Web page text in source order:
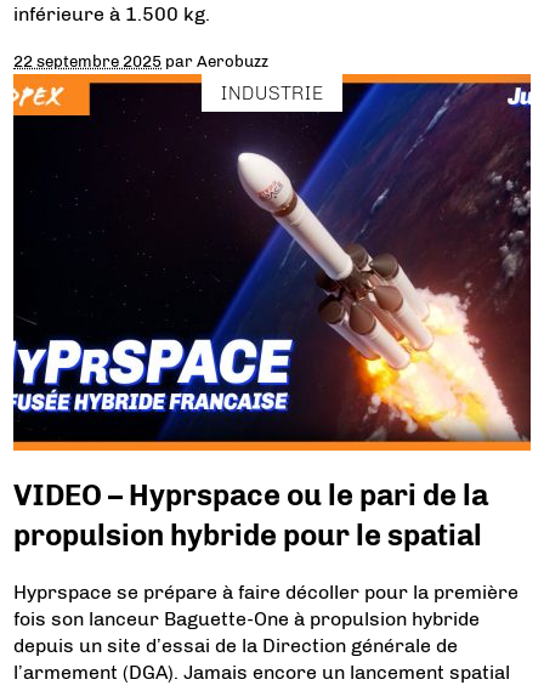
inférieure à 1.500 kg.
22 septembre 2025 parAerobuzz
INDUSTRIE
VIDEO – Hyprspace ou le pari de la
propulsion hybride pour le spatial
Hyprspace se prépare à faire décoller pour la première
fois son lanceur Baguette-One à propulsion hybride
depuis un site d’essai de la Direction générale de
l’armement (DGA). Jamais encore un lancement spatial